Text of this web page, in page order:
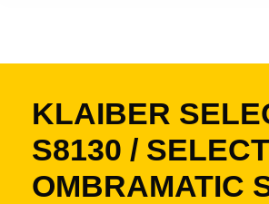
KLAIBER
S8130 / SELECT
OMBRAMATIC